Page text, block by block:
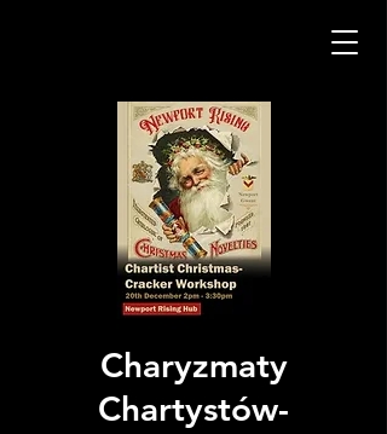
Charyzmaty
Chartystów-